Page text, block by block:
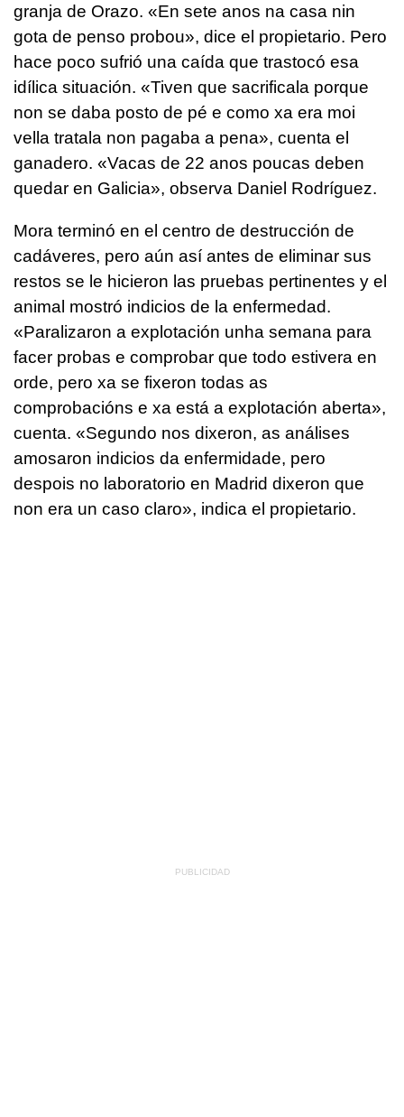
granja de Orazo. «En sete anos na casa nin
gota de penso probou», dice el propietario. Pero
hace poco sufrió una caída que trastocó esa
idílica situación. «Tiven que sacrificala porque
non se daba posto de pé e como xa era moi
vella tratala non pagaba a pena», cuenta el
ganadero. «Vacas de 22 anos poucas deben
quedar en Galicia», observa Daniel Rodríguez.
Mora terminó en el centro de destrucción de
cadáveres, pero aún así antes de eliminar sus
restos se le hicieron las pruebas pertinentes y el
animal mostró indicios de la enfermedad.
«Paralizaron a explotación unha semana para
facer probas e comprobar que todo estivera en
orde, pero xa se fixeron todas as
comprobacións e xa está a explotación aberta»,
cuenta. «Segundo nos dixeron, as análises
amosaron indicios da enfermidade, pero
despois no laboratorio en Madrid dixeron que
non era un caso claro», indica el propietario.